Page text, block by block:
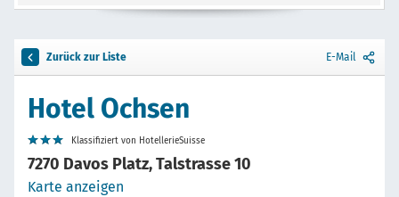
Zurück zur Liste E-Mail
Hotel Ochsen
Klassifiziert von HotellerieSuisse
7270 Davos Platz, Talstrasse 10
Karte anzeigen